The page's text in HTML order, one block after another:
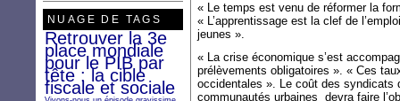
« Le temps est venu de réformer la
« L’apprentissage est la clef de
jeunes ».
« La crise économique s’est
prélèvements obligatoires ». « Ces
occidentales ». Le coût des syndicats
communautés urbaines devra faire
NUAGE DE TAGS
Retrouver la 3e
place mondiale
pour le PIB par
tête : la cible
fiscale et sociale